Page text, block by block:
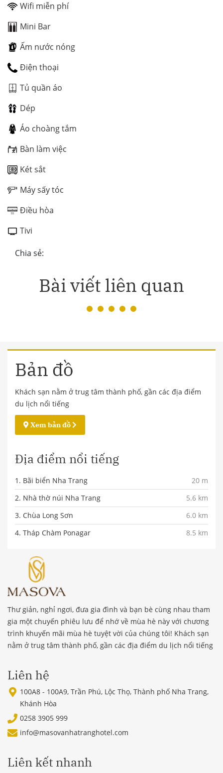
Wifi miễn phí
Mini Bar
Ấm nước nóng
Điện thoại
Tủ quần áo
Dép
Áo choàng tắm
Bàn làm việc
Két sắt
Máy sấy tóc
Điều hòa
Tivi
Chia sẻ:
Bài viết liên quan
Bản đồ
Khách sạn nằm ở trug tâm thành phố, gần các địa điểm
du lịch nổi tiếng
Xem bản đồ
Địa điểm nổi tiếng
1. Bãi biển Nha Trang
20 m
2. Nhà thờ núi Nha Trang
5.6 km
3. Chùa Long Sơn
6.0 km
4. Tháp Chàm Ponagar
8.5 km
Thư giản, nghỉ ngơi, đưa gia đình và bạn bè cùng nhau tham
gia một chuyến phiêu lưu để nhớ về mùa hè này với chương
trình khuyến mãi mùa hè tuyệt vời của chúng tôi! Khách sạn
nằm ở trug tâm thành phố, gần các địa điểm du lịch nổi tiếng
Liên hệ
100A8 - 100A9, Trần Phú, Lộc Thọ, Thành phố Nha Trang,
Khánh Hòa
0258 3905 999
info@masovanhatranghotel.com
Liên kết nhanh